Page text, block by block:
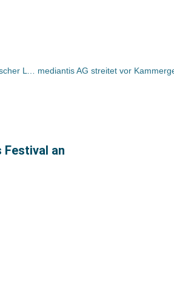
Daedalus Verleger Joachim Herbst über seine Ausgabe kroatischer Lyrik
an